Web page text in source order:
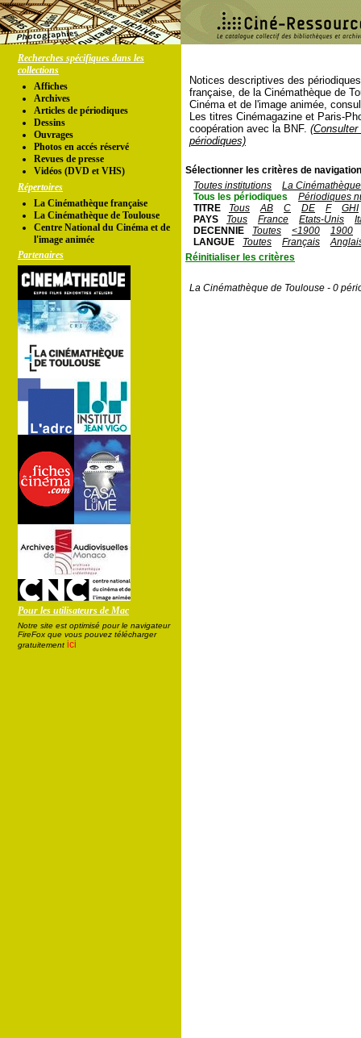
Recherches spécifiques dans les
collections
Affiches
Archives
Articles de périodiques
Dessins
Ouvrages
Photos en accés réservé
Revues de presse
Vidéos (DVD et VHS)
Répertoires
La Cinémathèque française
La Cinémathèque de Toulouse
Centre National du Cinéma et de
l'image animée
Partenaires
Pour les utilisateurs de Mac
Notre site est optimisé pour le navigateur
FireFox que vous pouvez télécharger
gratuitement ici
Notices descriptives des
française, de la Cinémathèque de
Cinéma et de l'image animée,
Les titres Cinémagazine et Paris-
coopération avec la BNF.
périodiques)
Sélectionner les critères de
Toutes institutions
La
Tous les périodiques
Périodiques
TITRE
Tous AB C DE F
GHI
PAYS
Tous France Etats-Unis
DECENNIE
Toutes <1900
1900
LANGUE
Toutes Français
Réinitialiser les critères
La Cinémathèque de Toulouse - 0